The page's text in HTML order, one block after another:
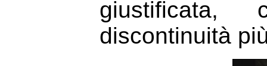
giustificata,
discontinuità